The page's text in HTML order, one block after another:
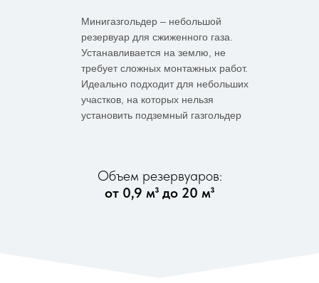
Минигазгольдер – небольшой
резервуар для сжиженного газа.
Устанавливается на землю, не
требует сложных монтажных работ.
Идеально подходит для небольших
участков, на которых нельзя
установить подземный газгольдер
Объем резервуаров:
от 0,9 м³ до 20 м³